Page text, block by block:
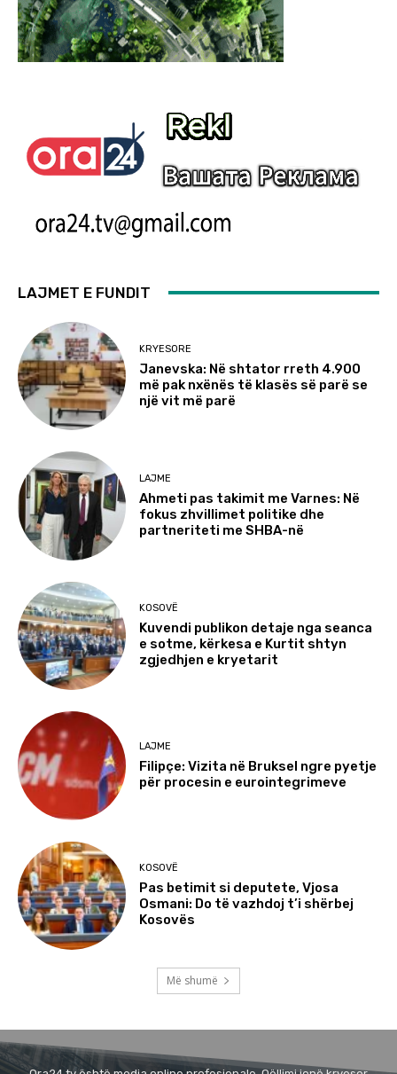
LAJMET E FUNDIT
KRYESORE
Janevska: Në shtator rreth 4.900
më pak nxënës të klasës së parë se
një vit më parë
LAJME
Ahmeti pas takimit me Varnes: Në
fokus zhvillimet politike dhe
partneriteti me SHBA-në
KOSOVË
Kuvendi publikon detaje nga seanca
e sotme, kërkesa e Kurtit shtyn
zgjedhjen e kryetarit
LAJME
Filipçe: Vizita në Bruksel ngre pyetje
për procesin e eurointegrimeve
KOSOVË
Pas betimit si deputete, Vjosa
Osmani: Do të vazhdoj t’i shërbej
Kosovës
Më shumë